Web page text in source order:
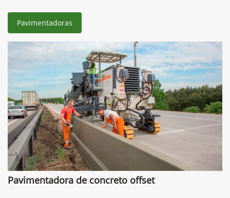
Pavimentadoras
Pavimentadora de concreto offset